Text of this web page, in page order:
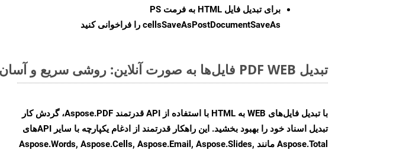
برای تبدیل فایل HTML به فرمت
PS
cellsSaveAsPostDocumentSaveAs را فراخوانی کنید
تبدیل PDF WEB فایل‌ها به صورت آنلاین: روشی سریع و آسان
با تبدیل فایل‌های WEB به HTML با استفاده از API قدرتمند Aspose.PDF، گردش کار
تبدیل اسناد خود را بهبود بخشید. این راهکار قدرتمند از ادغام یکپارچه با سایر APIهای
Aspose.Total مانند Aspose.Words, Aspose.Cells, Aspose.Email, Aspose.Slides,